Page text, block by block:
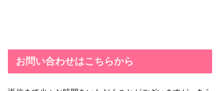
お問い合わせはこちらから